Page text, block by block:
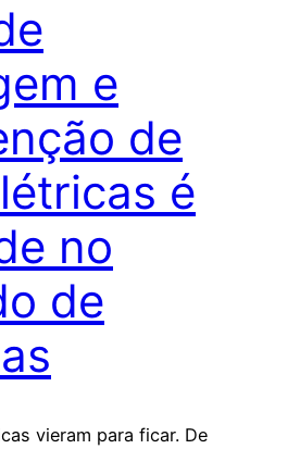
e
de
é
no
de
vieram para ficar. De